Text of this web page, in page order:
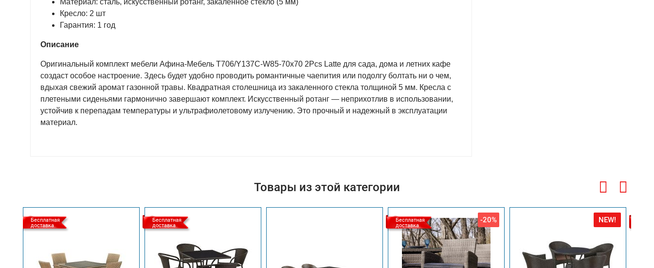
Материал: сталь, искусственный ротанг, закалённое стекло (5 мм)
Кресло: 2 шт
Гарантия: 1 год
Описание
Оригинальный комплект мебели Афина-Мебель T706/Y137C-W85-70x70 2Pcs Latte для сада, дома и летних кафе
создаст особое настроение. Здесь будет удобно проводить романтичные чаепития или подолгу болтать ни о чем,
вдыхая свежий аромат газонной травы. Квадратная столешница из закаленного стекла толщиной 5 мм. Кресла с
плетеными сиденьями гармонично завершают комплект. Искусственный ротанг — неприхотлив в использовании,
устойчив к перепадам температуры и ультрафиолетовому излучению. Это прочный и надежный в эксплуатации
материал.
Товары из этой категории
Бесплатная
доставка
Бесплатная
доставка
Бесплатная
доставка
-20% NEW!